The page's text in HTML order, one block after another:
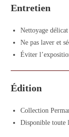
Entretien
Nettoyage
Ne pas laver et
Éviter
Édition
Collection
Disponible toute